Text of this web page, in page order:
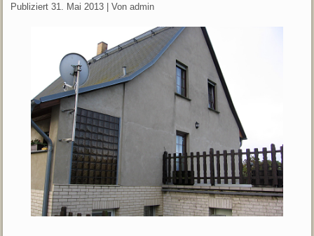
Publiziert 31. Mai 2013 |Von admin